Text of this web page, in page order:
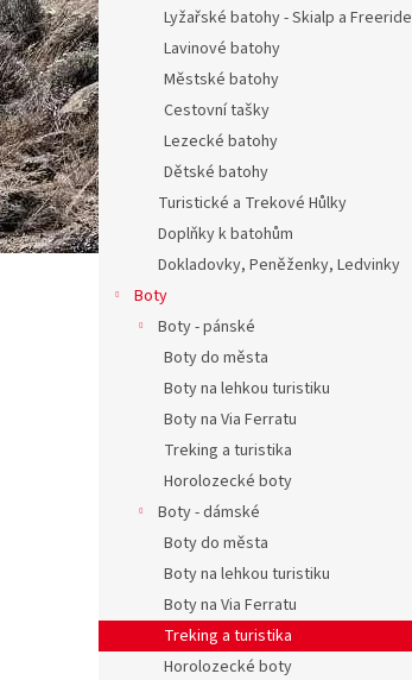
Lyžařské batohy - Skialp a Freeride
Lavinové batohy
Městské batohy
Cestovní tašky
Lezecké batohy
Dětské batohy
Turistické a Trekové Hůlky
Doplňky k batohům
Dokladovky, Peněženky, Ledvinky
Boty
Boty - pánské
Boty do města
Boty na lehkou turistiku
Boty na Via Ferratu
Treking a turistika
Horolozecké boty
Boty - dámské
Boty do města
Boty na lehkou turistiku
Boty na Via Ferratu
Treking a turistika
Horolozecké boty